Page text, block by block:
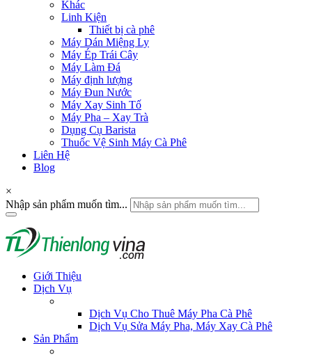
Khác
Linh Kiện
Thiết bị cà phê
Máy Dán Miệng Ly
Máy Ép Trái Cây
Máy Làm Đá
Máy định lượng
Máy Đun Nước
Máy Xay Sinh Tố
Máy Pha – Xay Trà
Dụng Cụ Barista
Thuốc Vệ Sinh Máy Cà Phê
Liên Hệ
Blog
×
Nhập sản phẩm muốn tìm...
Giới Thiệu
Dịch Vụ
Dịch Vụ Cho Thuê Máy Pha Cà Phê
Dịch Vụ Sửa Máy Pha, Máy Xay Cà Phê
Sản Phẩm